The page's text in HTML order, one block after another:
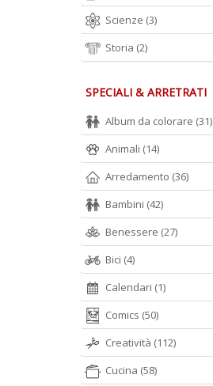
Scienze (3)
Storia (2)
SPECIALI & ARRETRATI
Album da colorare (31)
Animali (14)
Arredamento (36)
Bambini (42)
Benessere (27)
Bici (4)
Calendari (1)
Comics (50)
Creatività (112)
Cucina (58)